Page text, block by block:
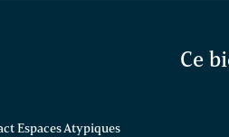
Ce
Espaces Atypiques